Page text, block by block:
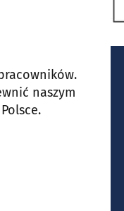
naszym